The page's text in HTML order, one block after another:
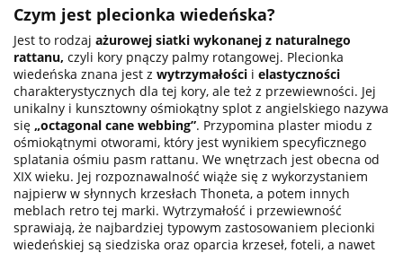
Czym jest plecionka wiedeńska?
Jest to rodzaj ażurowej siatki wykonanej z naturalnego
rattanu, czyli kory pnączy palmy rotangowej. Plecionka
wiedeńska znana jest z wytrzymałości i elastyczności
charakterystycznych dla tej kory, ale też z przewiewności. Jej
unikalny i kunsztowny ośmiokątny splot z angielskiego nazywa
się „octagonal cane webbing”. Przypomina plaster miodu z
ośmiokątnymi otworami, który jest wynikiem specyficznego
splatania ośmiu pasm rattanu. We wnętrzach jest obecna od
XIX wieku. Jej rozpoznawalność wiąże się z wykorzystaniem
najpierw w słynnych krzesłach Thoneta, a potem innych
meblach retro tej marki. Wytrzymałość i przewiewność
sprawiają, że najbardziej typowym zastosowaniem plecionki
wiedeńskiej są siedziska oraz oparcia krzeseł, foteli, a nawet